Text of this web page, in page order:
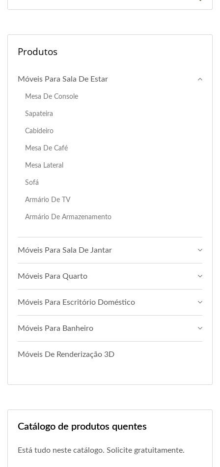
Produtos
Móveis Para Sala De Estar
Mesa De Console
Sapateira
Cabideiro
Mesa De Café
Mesa Lateral
Sofá
Armário De TV
Armário De Armazenamento
Móveis Para Sala De Jantar
Móveis Para Quarto
Móveis Para Escritório Doméstico
Móveis Para Banheiro
Móveis De Renderização 3D
Catálogo de produtos quentes
Está tudo neste catálogo. Solicite gratuitamente.